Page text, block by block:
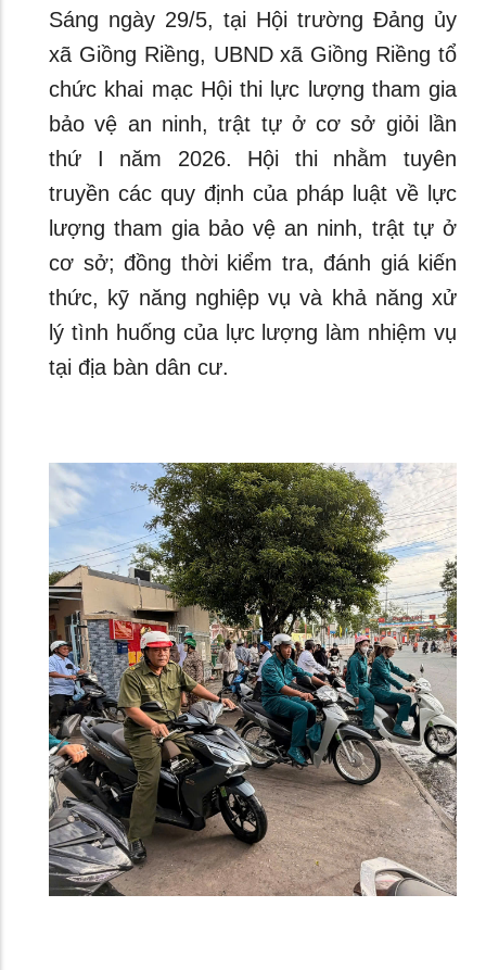
Sáng ngày 29/5, tại Hội trường Đảng ủy
xã Giồng Riềng, UBND xã Giồng Riềng tổ
chức khai mạc Hội thi lực lượng tham gia
bảo vệ an ninh, trật tự ở cơ sở giỏi lần
thứ I năm 2026. Hội thi nhằm tuyên
truyền các quy định của pháp luật về lực
lượng tham gia bảo vệ an ninh, trật tự ở
cơ sở; đồng thời kiểm tra, đánh giá kiến
thức, kỹ năng nghiệp vụ và khả năng xử
lý tình huống của lực lượng làm nhiệm vụ
tại địa bàn dân cư.